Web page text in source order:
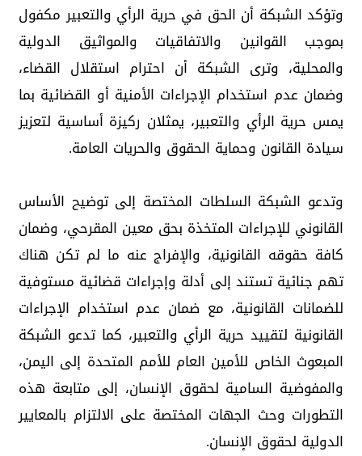
وتؤكد الشبكة أن الحق في حرية الرأي والتعبير مكفول
بموجب القوانين والاتفاقيات والمواثيق الدولية
والمحلية، وترى الشبكة أن احترام استقلال القضاء،
وضمان عدم استخدام الإجراءات الأمنية أو القضائية بما
يمس حرية الرأي والتعبير، يمثلان ركيزة أساسية لتعزيز
سيادة القانون وحماية الحقوق والحريات العامة.
وتدعو الشبكة السلطات المختصة إلى توضيح الأساس
القانوني للإجراءات المتخذة بحق معين المقرحي، وضمان
كافة حقوقه القانونية، والإفراج عنه ما لم تكن هناك
تهم جنائية تستند إلى أدلة وإجراءات قضائية مستوفية
للضمانات القانونية، مع ضمان عدم استخدام الإجراءات
القانونية لتقييد حرية الرأي والتعبير، كما تدعو الشبكة
المبعوث الخاص للأمين العام للأمم المتحدة إلى اليمن،
والمفوضية السامية لحقوق الإنسان، إلى متابعة هذه
التطورات وحث الجهات المختصة على الالتزام بالمعايير
الدولية لحقوق الإنسان.